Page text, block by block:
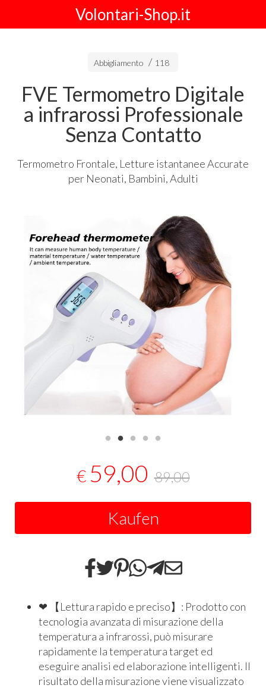
Volontari-Shop.it
Abbigliamento 118
FVE Termometro Digitale
a infrarossi Professionale
Senza Contatto
Termometro Frontale, Letture istantanee Accurate
per Neonati, Bambini, Adulti
€ 59,00 89,00
Kaufen
❤ 【Lettura rapido e preciso】: Prodotto con
tecnologia avanzata di misurazione della
temperatura a infrarossi, può misurare
rapidamente la temperatura target ed
eseguire analisi ed elaborazione intelligenti. Il
risultato della misurazione viene visualizzato